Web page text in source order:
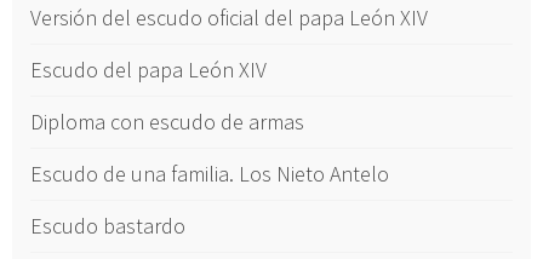
Versión del escudo oficial del papa León XIV
Escudo del papa León XIV
Diploma con escudo de armas
Escudo de una familia. Los Nieto Antelo
Escudo bastardo